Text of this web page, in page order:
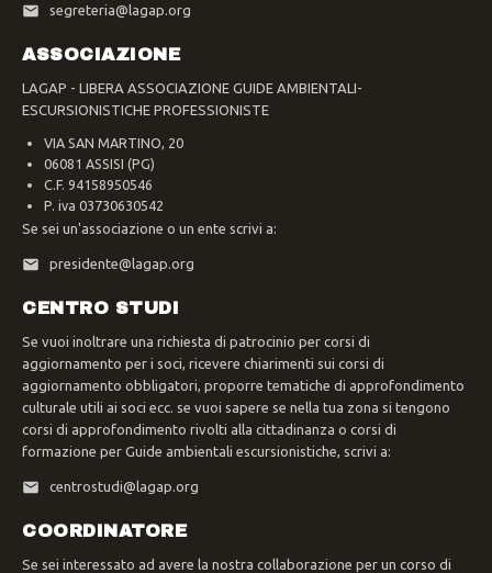
segreteria@lagap.org
ASSOCIAZIONE
LAGAP - LIBERA ASSOCIAZIONE GUIDE AMBIENTALI-
ESCURSIONISTICHE PROFESSIONISTE
VIA SAN MARTINO, 20
06081 ASSISI (PG)
C.F. 94158950546
P. iva 03730630542
Se sei un'associazione o un ente scrivi a:
presidente@lagap.org
CENTRO STUDI
Se vuoi inoltrare una richiesta di patrocinio per corsi di
aggiornamento per i soci, ricevere chiarimenti sui corsi di
aggiornamento obbligatori, proporre tematiche di approfondimento
culturale utili ai soci ecc. se vuoi sapere se nella tua zona si tengono
corsi di approfondimento rivolti alla cittadinanza o corsi di
formazione per Guide ambientali escursionistiche, scrivi a:
centrostudi@lagap.org
COORDINATORE
Se sei interessato ad avere la nostra collaborazione per un corso di